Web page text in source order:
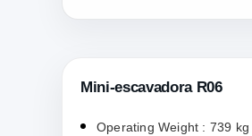
Mini-escavadora R06
Operating Weight : 739 kg